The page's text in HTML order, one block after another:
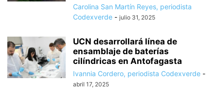
Carolina San Martín Reyes, periodista
Codexverde - julio 31, 2025
UCN desarrollará línea de
ensamblaje de baterías
cilíndricas en Antofagasta
Ivannia Cordero, periodista Codexverde -
abril 17, 2025